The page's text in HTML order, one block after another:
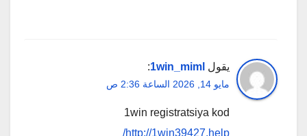
يقول 1win_miml
:
مايو 14, 2026 الساعة 2:36 ص
1win registratsiya kod
http://1win39427.help/